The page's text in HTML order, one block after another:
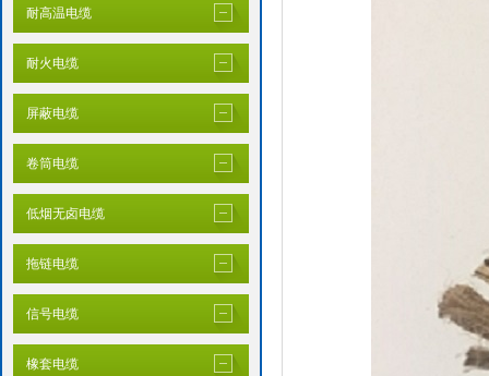
耐高温电缆
耐火电缆
屏蔽电缆
卷筒电缆
低烟无卤电缆
拖链电缆
信号电缆
橡套电缆